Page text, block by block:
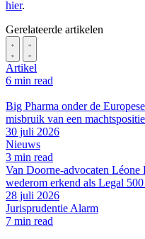
hier.
Gerelateerde artikelen
Artikel
6 min read
Big Pharma onder de
misbruik van een machtspositie
30 juli 2026
Nieuws
3 min read
Van Doorne-advocaten
wederom erkend als Legal
28 juli 2026
Jurisprudentie Alarm
7 min read